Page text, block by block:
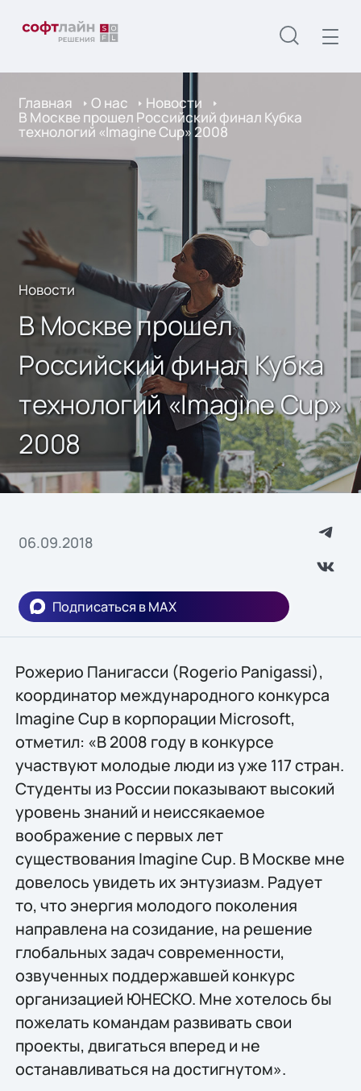
Главная О нас Новости
В Москве прошел Российский финал Кубка
технологий «Imagine Cup» 2008
Новости
В Москве прошел
Российский финал Кубка
технологий «Imagine Cup»
2008
06.09.2018
Подписаться в MAX
Рожерио Панигасси (Rogerio Panigassi),
координатор международного конкурса
Imagine Cup в корпорации Microsoft,
отметил: «В 2008 году в конкурсе
участвуют молодые люди из уже 117 стран.
Студенты из России показывают высокий
уровень знаний и неиссякаемое
воображение с первых лет
существования Imagine Cup. В Москве мне
довелось увидеть их энтузиазм. Радует
то, что энергия молодого поколения
направлена на созидание, на решение
глобальных задач современности,
озвученных поддержавшей конкурс
организацией ЮНЕСКО. Мне хотелось бы
пожелать командам развивать свои
проекты, двигаться вперед и не
останавливаться на достигнутом».